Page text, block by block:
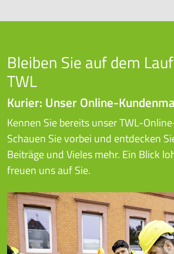
Bleiben Sie auf dem
TWL
Kurier: Unser Online-
Kennen Sie bereits unser TWL-
Schauen Sie vorbei und entdecken
Beiträge und Vieles mehr. Ein Blick
freuen uns auf Sie.